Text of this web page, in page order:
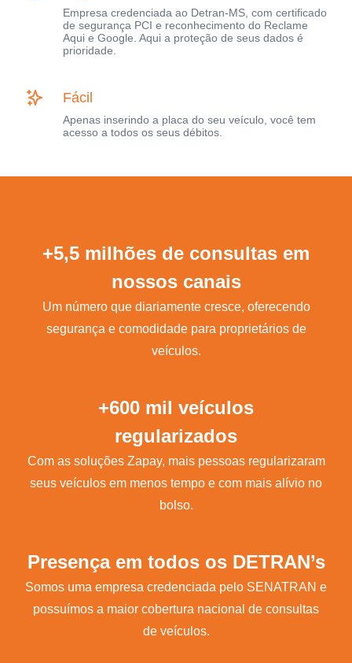
Empresa credenciada ao Detran-MS, com certificado
de segurança PCI e reconhecimento do Reclame
Aqui e Google. Aqui a proteção de seus dados é
prioridade.
Fácil
Apenas inserindo a placa do seu veículo, você tem
acesso a todos os seus débitos.
+5,5 milhões de consultas em
nossos canais
Um número que diariamente cresce, oferecendo
segurança e comodidade para proprietários de
veículos.
+600 mil veículos
regularizados
Com as soluções Zapay, mais pessoas regularizaram
seus veículos em menos tempo e com mais alívio no
bolso.
Presença em todos os DETRAN’s
Somos uma empresa credenciada pelo SENATRAN e
possuímos a maior cobertura nacional de consultas
de veículos.